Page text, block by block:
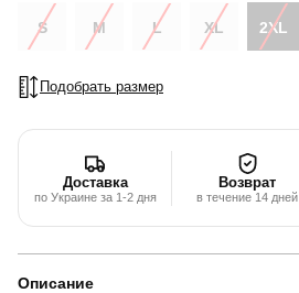
S M L XL 2XL
Подобрать размер
Доставка
по Украине за 1-2 дня
Возврат
в течение 14 дней
Описание